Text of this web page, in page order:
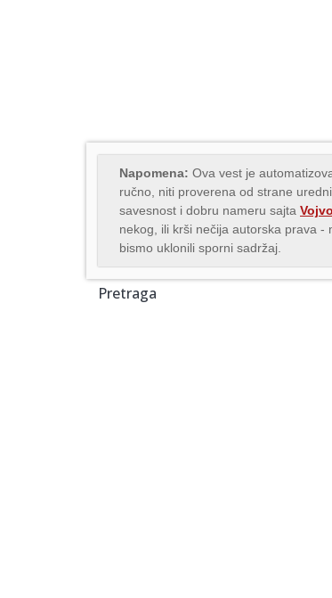
Napomena: Ova vest je
ručno, niti proverena od strane
savesnost i dobru nameru sajta
nekog, ili krši nečija autorska prava -
bismo uklonili sporni sadržaj.
Pretraga